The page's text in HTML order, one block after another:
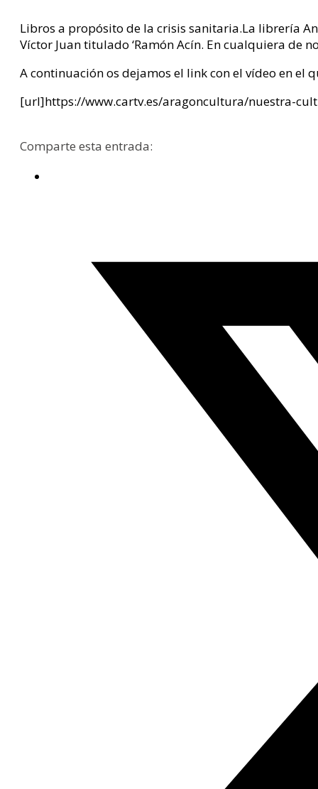
Libros a propósito de la crisis sanitaria.La librería
Víctor Juan titulado ‘Ramón Acín. En cualquiera de
A continuación os dejamos el link con el vídeo en el
[url]https://www.cartv.es/aragoncultura/nuestra-
Comparte esta entrada: